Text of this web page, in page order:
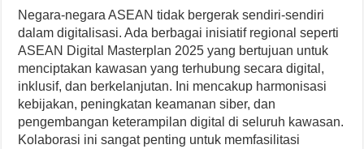
Negara-negara ASEAN tidak bergerak sendiri-sendiri
dalam digitalisasi. Ada berbagai inisiatif regional seperti
ASEAN Digital Masterplan 2025 yang bertujuan untuk
menciptakan kawasan yang terhubung secara digital,
inklusif, dan berkelanjutan. Ini mencakup harmonisasi
kebijakan, peningkatan keamanan siber, dan
pengembangan keterampilan digital di seluruh kawasan.
Kolaborasi ini sangat penting untuk memfasilitasi